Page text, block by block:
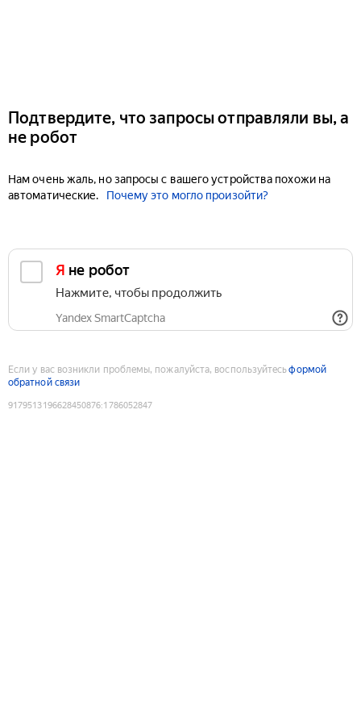
Подтвердите, что запросы отправляли вы, а
не робот
Нам очень жаль, но запросы с вашего устройства похожи на
автоматические.
Почему это могло произойти?
Я не робот
Нажмите, чтобы продолжить
Yandex SmartCaptcha
Если у вас возникли проблемы, пожалуйста, воспользуйтесьформой
обратной связи
9179513196628450876:1786052847